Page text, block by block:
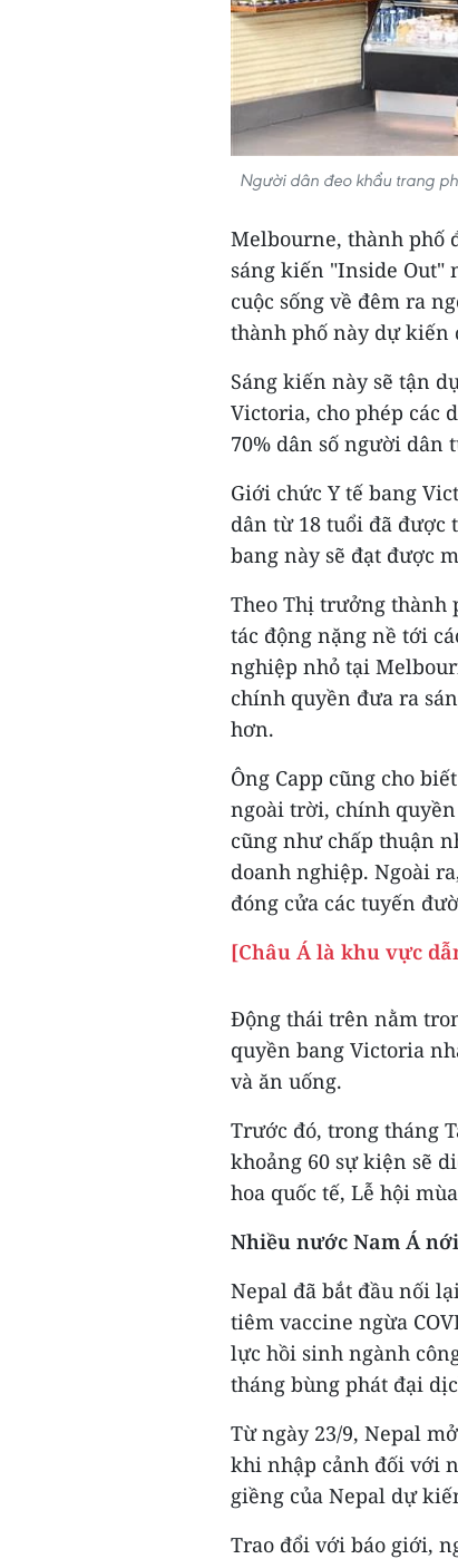
Người dân đeo khẩu trang
Melbourne, thành phố
sáng kiến "Inside Out"
cuộc sống về đêm ra
thành phố này dự kiến
Sáng kiến này sẽ tận
Victoria, cho phép các
70% dân số người dân
Giới chức Y tế bang
dân từ 18 tuổi đã
bang này sẽ đạt được
Theo Thị trưởng thành
tác động nặng nề tới
nghiệp nhỏ tại
chính quyền đưa ra
hơn.
Ông Capp cũng cho
ngoài trời, chính
cũng như chấp thuận
doanh nghiệp. Ngoài
đóng cửa các tuyến
[Châu Á là khu vực
Động thái trên nằm
quyền bang Victoria
và ăn uống.
Trước đó, trong tháng
khoảng 60 sự kiện sẽ
hoa quốc tế, Lễ hội
Nhiều nước Nam Á
Nepal đã bắt đầu nối
tiêm vaccine ngừa
lực hồi sinh ngành
tháng bùng phát đại
Từ ngày 23/9, Nepal
khi nhập cảnh đối với
giềng của Nepal dự
Trao đổi với báo giới,